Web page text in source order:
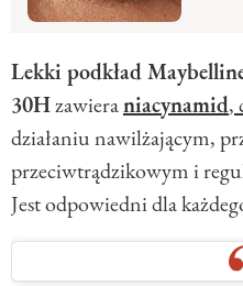
Lekki podkład
30Hzawieraniacynamid,
działaniu nawilżającym,
przeciwtrądzikowym i
Jest odpowiedni dla